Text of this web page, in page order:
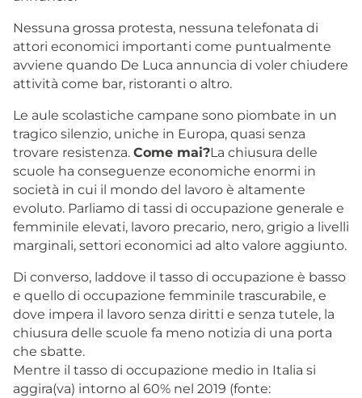
Nessuna grossa protesta, nessuna telefonata di
attori economici importanti come puntualmente
avviene quando De Luca annuncia di voler chiudere
attività come bar, ristoranti o altro.
Le aule scolastiche campane sono piombate in un
tragico silenzio, uniche in Europa, quasi senza
trovare resistenza. Come mai?La chiusura delle
scuole ha conseguenze economiche enormi in
società in cui il mondo del lavoro è altamente
evoluto. Parliamo di tassi di occupazione generale e
femminile elevati, lavoro precario, nero, grigio a livelli
marginali, settori economici ad alto valore aggiunto.
Di converso, laddove il tasso di occupazione è basso
e quello di occupazione femminile trascurabile, e
dove impera il lavoro senza diritti e senza tutele, la
chiusura delle scuole fa meno notizia di una porta
che sbatte.
Mentre il tasso di occupazione medio in Italia si
aggira(va) intorno al 60% nel 2019 (fonte: